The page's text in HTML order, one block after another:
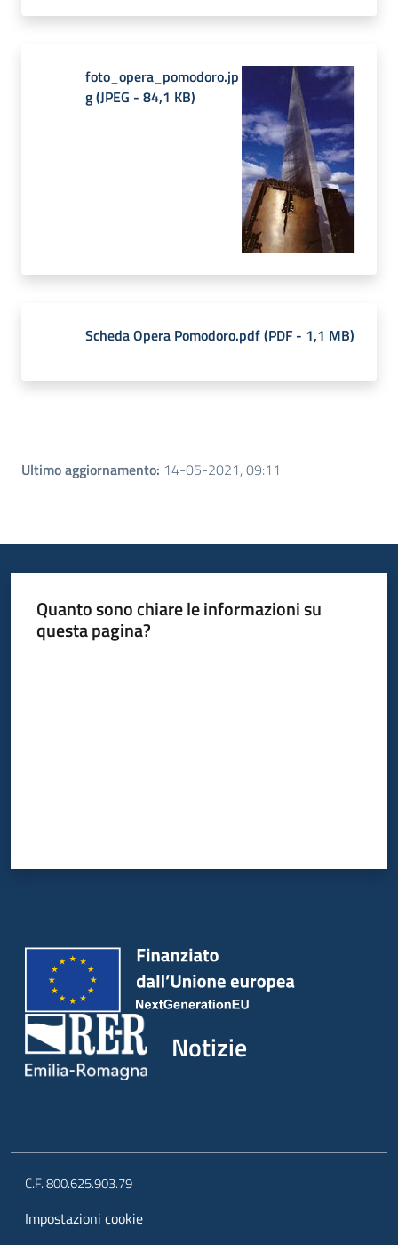
foto_opera_pomodoro.jp
g(JPEG - 84,1 KB)
Scheda Opera Pomodoro.pdf(PDF - 1,1 MB)
Ultimo aggiornamento: 14-05-2021, 09:11
Quanto sono chiare le informazioni su
questa pagina?
Notizie
C.F. 800.625.903.79
Impostazioni cookie